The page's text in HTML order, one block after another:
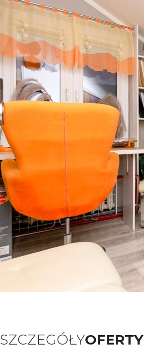
SZCZEGÓŁYOFERTY